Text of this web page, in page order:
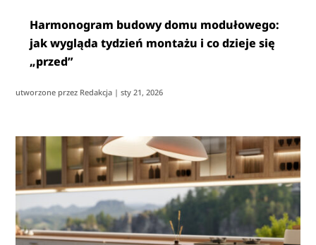
Harmonogram budowy domu modułowego:
jak wygląda tydzień montażu i co dzieje się
„przed”
utworzone przez Redakcja |sty 21, 2026